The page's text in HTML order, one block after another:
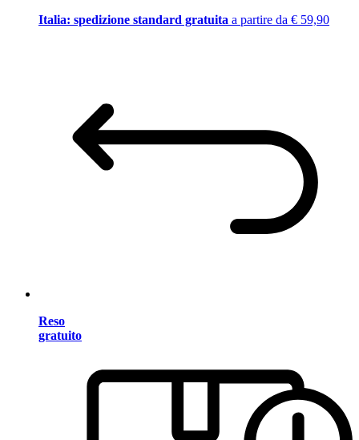
Italia: spedizione standard gratuita a partire da € 59,90
Reso
gratuito